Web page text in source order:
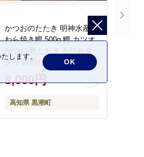
かつおのたたき 明神水産
わら焼き鰹 500g 鰹 カツオ
かつお 鰹たたき かつおタ
タキ 鰹のたたき かつおの
タタキ 藁焼き わら焼き 魚
さかな 海鮮 刺身 お刺身 冷
ご当地 本場 高知 黒潮町 ギ
フト 贈答品 人気 返礼品 ふ
8,000円
高知県 黒潮町
します。
OK